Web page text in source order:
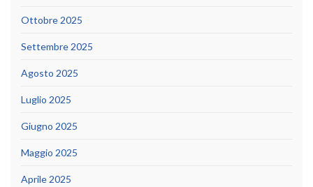
Ottobre 2025
Settembre 2025
Agosto 2025
Luglio 2025
Giugno 2025
Maggio 2025
Aprile 2025